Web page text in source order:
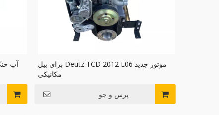
موتور جدید Deutz TCD 2012 L06 برای بیل
مکانیکی
پرس و جو